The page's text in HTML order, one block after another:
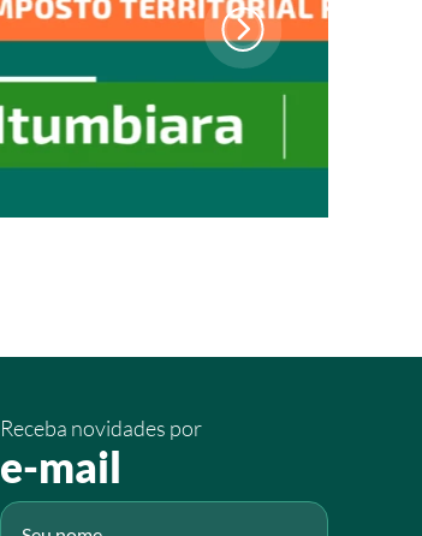
Receba novidades por
e-mail